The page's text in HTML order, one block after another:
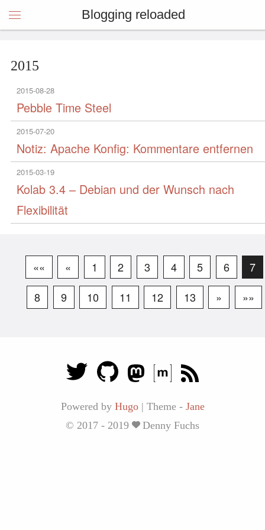
Blogging reloaded
2015
2015-08-28
Pebble Time Steel
2015-07-20
Notiz: Apache Konfig: Kommentare entfernen
2015-03-19
Kolab 3.4 – Debian und der Wunsch nach
Flexibilität
«« « 1 2 3 4 5 6
7
8
9 10 11 12 13 » »»
Powered by Hugo | Theme - Jane
© 2017 - 2019
Denny Fuchs